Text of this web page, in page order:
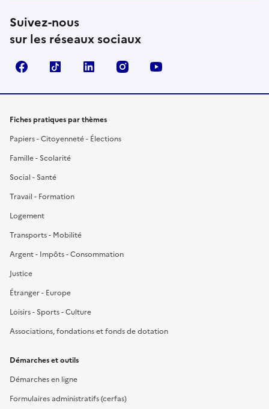
Suivez-nous
sur les réseaux sociaux
FacebookTikTok LinkedIn Instagram
Fiches pratiques par thèmes
Papiers - Citoyenneté - Élections
Famille - Scolarité
Social - Santé
Travail - Formation
Logement
Transports - Mobilité
Argent - Impôts - Consommation
Justice
Étranger - Europe
Loisirs - Sports - Culture
Associations, fondations et fonds de dotation
Démarches et outils
Démarches en ligne
Formulaires administratifs (cerfas)